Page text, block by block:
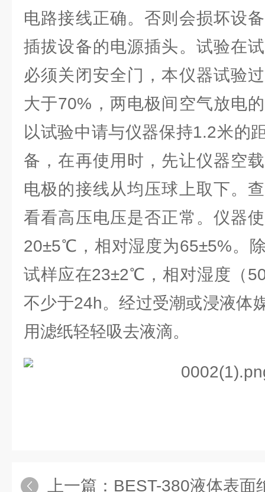
电路接线正确。否则会损坏设
插拔设备的电源插头。试验在
必须关闭安全门，本仪器试验
大于70%，两电极间空气放电
以试验中请与仪器保持1.2米的
备，在再使用时，先让仪器空
电极的接线从均压球上取下。
看看高压电压是否正常。仪器
20±5℃，相对湿度为65±5%。
试样应在23±2℃，相对湿度（
不少于24h。经过受潮或浸液体
用滤纸轻轻吸去液滴。
上一篇： BEST-380液体表面